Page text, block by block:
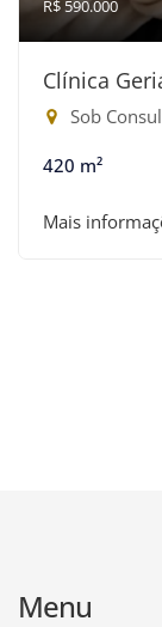
R$ 590.000
Clínica
Sob
420 m²
Mais
Menu